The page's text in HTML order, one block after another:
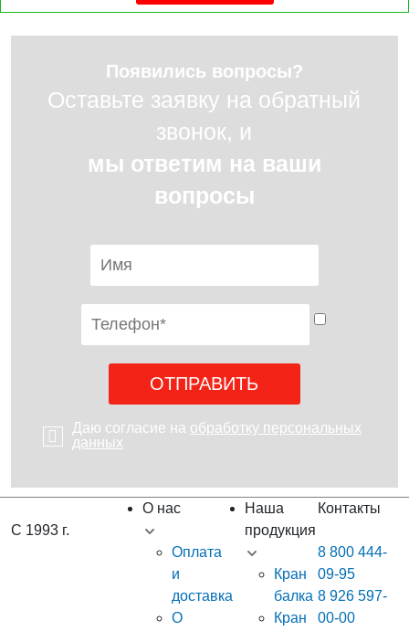
Появились вопросы?
Оставьте заявку на обратный
звонок, и
мы ответим на ваши
вопросы
Даю согласие на обработку персональных
данных
С 1993 г.
О нас
Оплата
и
доставка
О
Наша
продукция
Кран
балка
Кран
Контакты
8 800 444-
09-95
8 926 597-
00-00